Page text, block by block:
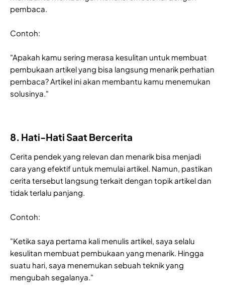
pembaca.
Contoh:
"Apakah kamu sering merasa kesulitan untuk membuat
pembukaan artikel yang bisa langsung menarik perhatian
pembaca? Artikel ini akan membantu kamu menemukan
solusinya."
8. Hati-Hati Saat Bercerita
Cerita pendek yang relevan dan menarik bisa menjadi
cara yang efektif untuk memulai artikel. Namun, pastikan
cerita tersebut langsung terkait dengan topik artikel dan
tidak terlalu panjang.
Contoh:
"Ketika saya pertama kali menulis artikel, saya selalu
kesulitan membuat pembukaan yang menarik. Hingga
suatu hari, saya menemukan sebuah teknik yang
mengubah segalanya."